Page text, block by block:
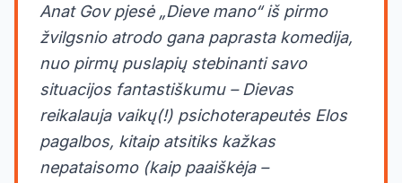
Anat Gov pjesė „Dieve mano“ iš pirmo
žvilgsnio atrodo gana paprasta komedija,
nuo pirmų puslapių stebinanti savo
situacijos fantastiškumu – Dievas
reikalauja vaikų(!) psichoterapeutės Elos
pagalbos, kitaip atsitiks kažkas
nepataisomo (kaip paaiškėja –